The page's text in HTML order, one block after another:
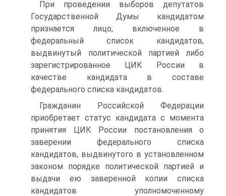
При проведении выборов депутатов
Государственной Думы кандидатом
признается лицо, включенное в
федеральный список кандидатов,
выдвинутый политической партией либо
зарегистрированное ЦИК России в
качестве кандидата в составе
федерального списка кандидатов.
Гражданин Российской Федерации
приобретает статус кандидата с момента
принятия ЦИК России постановления о
заверении федерального списка
кандидатов, выдвинутого в установленном
законом порядке политической партией и
выдачи ею заверенной копии списка
кандидатов уполномоченному